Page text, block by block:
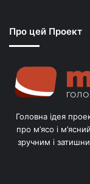
Про цей Проект
Головна ідея
про м’ясо і
зручним і